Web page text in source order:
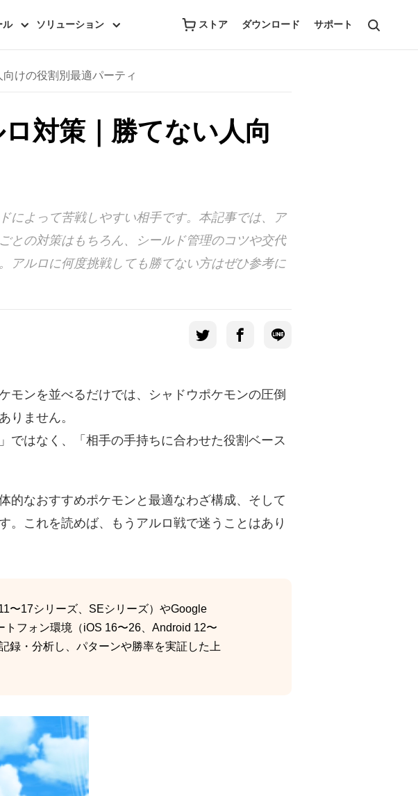
ストア ダウンロード サポート
ル ソリューション
けの役割別最適パーティ
対策｜勝てない人向
によって苦戦しやすい相手です。本記事では、ア
との対策はもちろん、シールド管理のコツや交代
アルロに何度挑戦しても勝てない方はぜひ参考に
モンを並べるだけでは、シャドウポケモンの圧倒
りません。
ではなく、「相手の手持ちに合わせた役割ベース
的なおすすめポケモンと最適なわざ構成、そして
。これを読めば、もうアルロ戦で迷うことはあり
〜17シリーズ、SEシリーズ）やGoogle
フォン環境（iOS 16〜26、Android 12〜
録・分析し、パターンや勝率を実証した上